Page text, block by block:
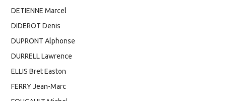
DETIENNE Marcel
DIDEROT Denis
DUPRONT Alphonse
DURRELL Lawrence
ELLIS Bret Easton
FERRY Jean-Marc